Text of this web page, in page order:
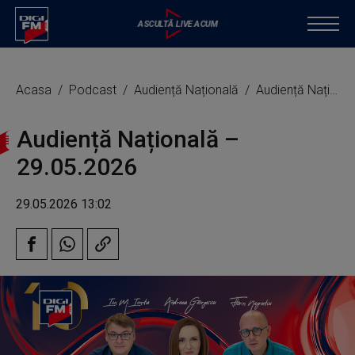
Acasa Podcast Audiență Națională Audiență Națională – 29.05.2026
Audiență Națională –
29.05.2026
29.05.2026 13:02